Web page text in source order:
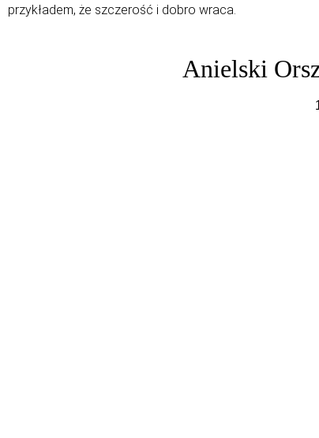
przykładem, że szczerość i dobro wraca.
Anielski